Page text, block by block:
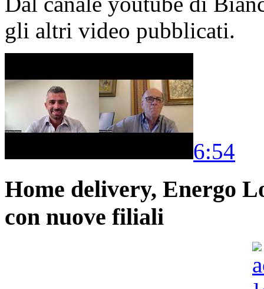
gli altri video pubblicati.
6:54
Home delivery, Energo
con nuove filiali